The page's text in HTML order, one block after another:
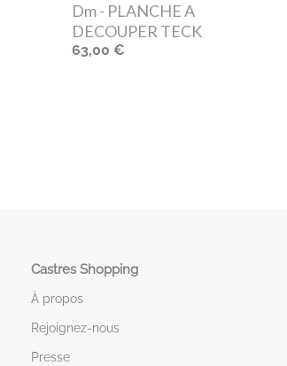
Dm- PLANCHE A
DECOUPER TECK
63,00 €
Castres Shopping
À propos
Rejoignez-nous
Presse